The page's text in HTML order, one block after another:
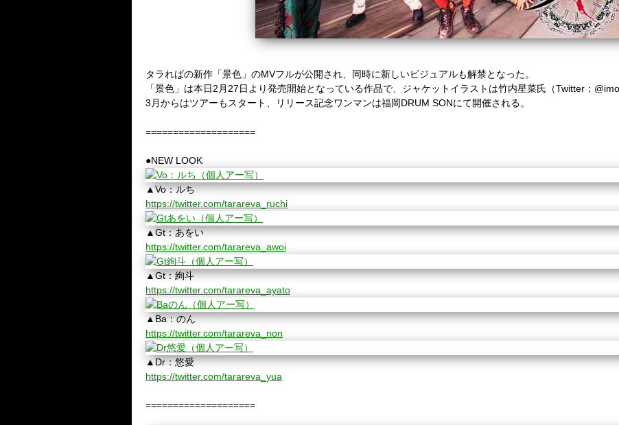
タラればの新作「景色」のMVフルが公開され、同時に新しいビジュアルも解禁となった。
「景色」は本日2月27日より発売開始となっている作品で、ジャケットイラストは竹内星菜氏（Twitter：
3月からはツアーもスタート、リリース記念ワンマンは福岡DRUM SONにて開催される。
====================
●NEW LOOK
▲Vo：ルち
https://twitter.com/tarareva_ruchi
▲Gt：あをい
https://twitter.com/tarareva_awoi
▲Gt：絢斗
https://twitter.com/tarareva_ayato
▲Ba：のん
https://twitter.com/tarareva_non
▲Dr：悠愛
https://twitter.com/tarareva_yua
====================